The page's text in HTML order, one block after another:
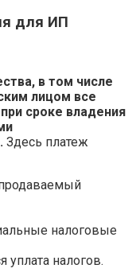
для ИП
в том числе
лицом все
сроке владения
Здесь платеж
налоговые
уплата налогов.